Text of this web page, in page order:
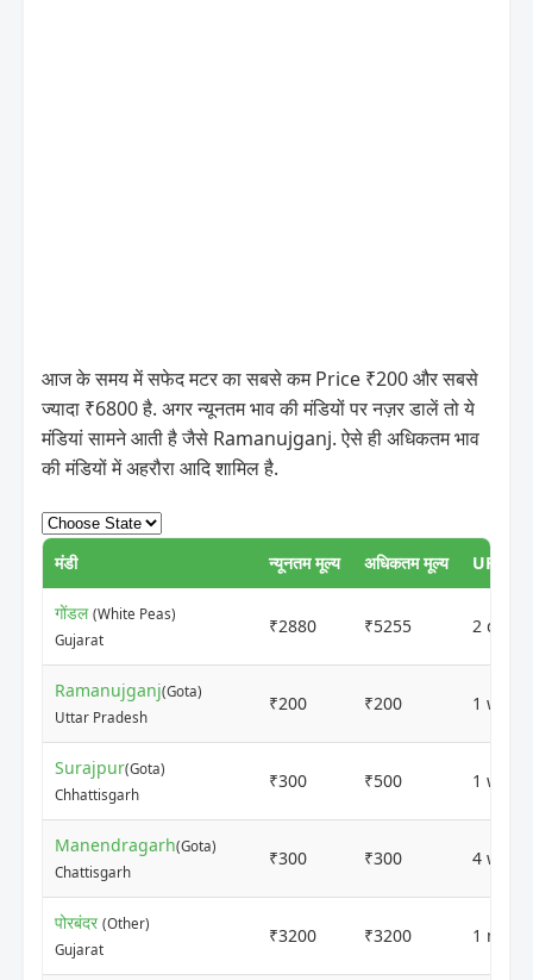
आज के समय में सफेद मटर का सबसे कम Price ₹200 और सबसे
ज्यादा ₹6800 है. अगर न्यूनतम भाव की मंडियों पर नज़र डालें तो ये
मंडियां सामने आती है जैसे Ramanujganj. ऐसे ही अधिकतम भाव
की मंडियों में अहरौरा आदि शामिल है.
मंडी न्यूनतम मूल्य अधिकतम मूल्य
गोंडल (White Peas)
Gujarat
₹2880 ₹5255 2 days
Ramanujganj(Gota)
Uttar Pradesh
₹200 ₹200 1 week
Surajpur(Gota)
Chhattisgarh
₹300 ₹500 1 week
Manendragarh(Gota)
Chattisgarh
₹300 ₹300 4
पोरबंदर (Other)
Gujarat
₹3200 ₹3200 1